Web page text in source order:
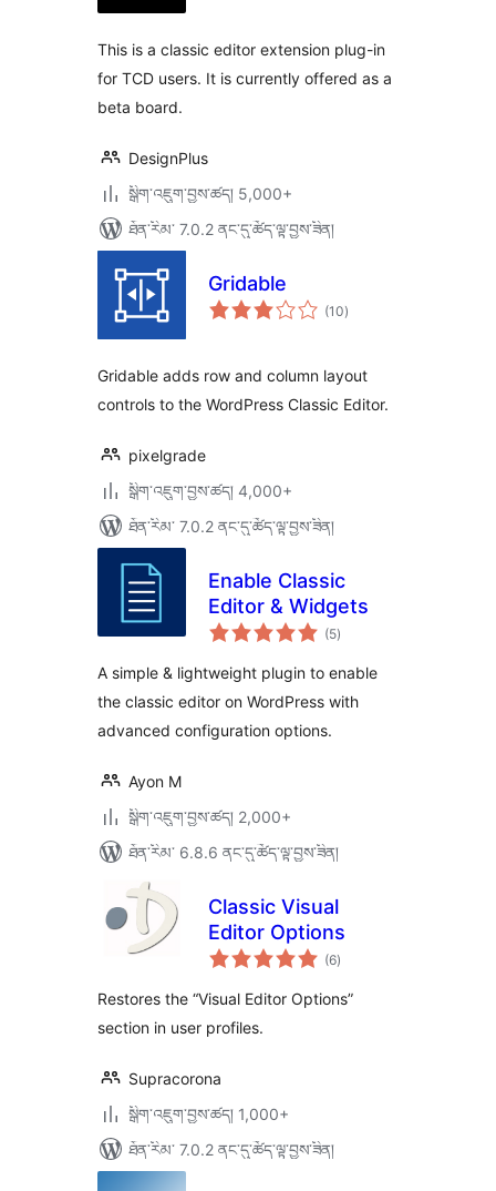
This is a classic editor extension plug-in
for TCD users. It is currently offered as a
beta board.
DesignPlus
སྒྲིག་འཇུག་བྱས་ཚད། 5,000+
ཐོན་རིམ་ 7.0.2 ནང་དུ་ཚོད་ལྟ་བྱས་ཟིན།
Gridable
(10གདེང་
འཇོག་
)
Gridable adds row and column layout
controls to the WordPress Classic Editor.
pixelgrade
སྒྲིག་འཇུག་བྱས་ཚད། 4,000+
ཐོན་རིམ་ 7.0.2 ནང་དུ་ཚོད་ལྟ་བྱས་ཟིན།
Enable Classic
Editor & Widgets
(5གདེང་
འཇོག་
ཚང་།
)
A simple & lightweight plugin to enable
the classic editor on WordPress with
advanced configuration options.
Ayon M
སྒྲིག་འཇུག་བྱས་ཚད། 2,000+
ཐོན་རིམ་ 6.8.6 ནང་དུ་ཚོད་ལྟ་བྱས་ཟིན།
Classic Visual
Editor Options
(6གདེང་
འཇོག་
ཚང་།
)
Restores the “Visual Editor Options”
section in user profiles.
Supracorona
སྒྲིག་འཇུག་བྱས་ཚད། 1,000+
ཐོན་རིམ་ 7.0.2 ནང་དུ་ཚོད་ལྟ་བྱས་ཟིན།